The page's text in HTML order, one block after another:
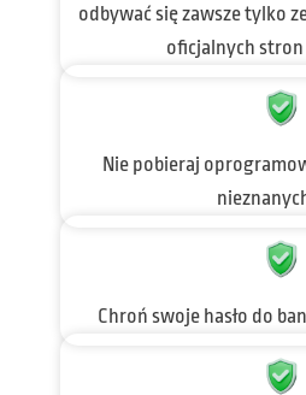
odbywać się zawsze tylko
oficjalnych
Nie pobieraj
Chroń swoje hasło do